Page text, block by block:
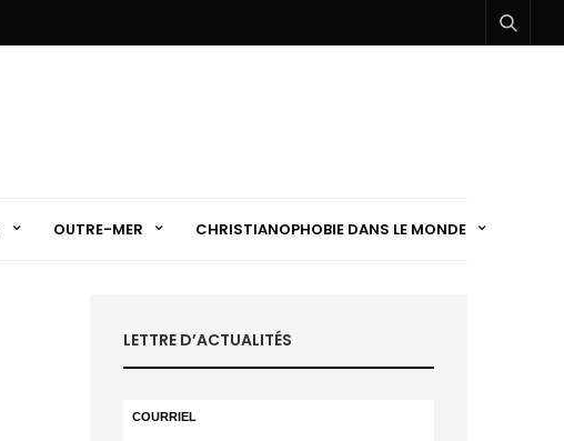
OUTRE-MER CHRISTIANOPHOBIE DANS LE MONDE
LETTRE D’ACTUALITÉS
COURRIEL